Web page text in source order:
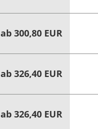
ab 300,80 EUR
ab 326,40 EUR
ab 326,40 EUR